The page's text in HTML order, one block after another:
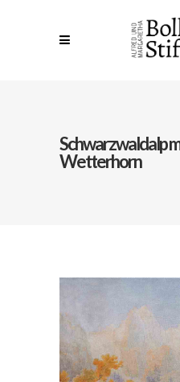
Schwarzwaldalp
Wetterhorn